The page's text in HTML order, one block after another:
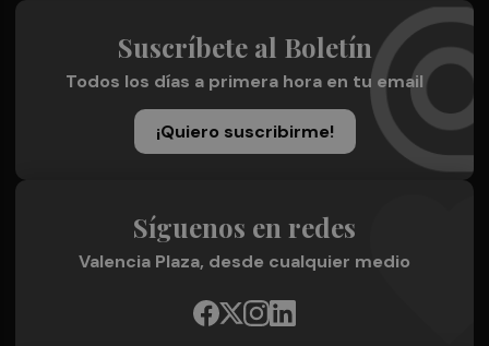
Suscríbete al Boletín
Todos los días a primera hora en tu email
¡Quiero suscribirme!
Síguenos en redes
Valencia Plaza, desde cualquier medio